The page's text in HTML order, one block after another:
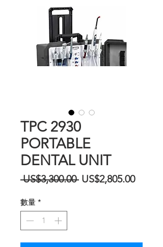
TPC 2930
PORTABLE
DENTAL UNIT
US$3,300.00 一
US$2,805.00促
數量 *